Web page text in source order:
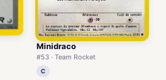
Minidraco
#53 · Team Rocket
C